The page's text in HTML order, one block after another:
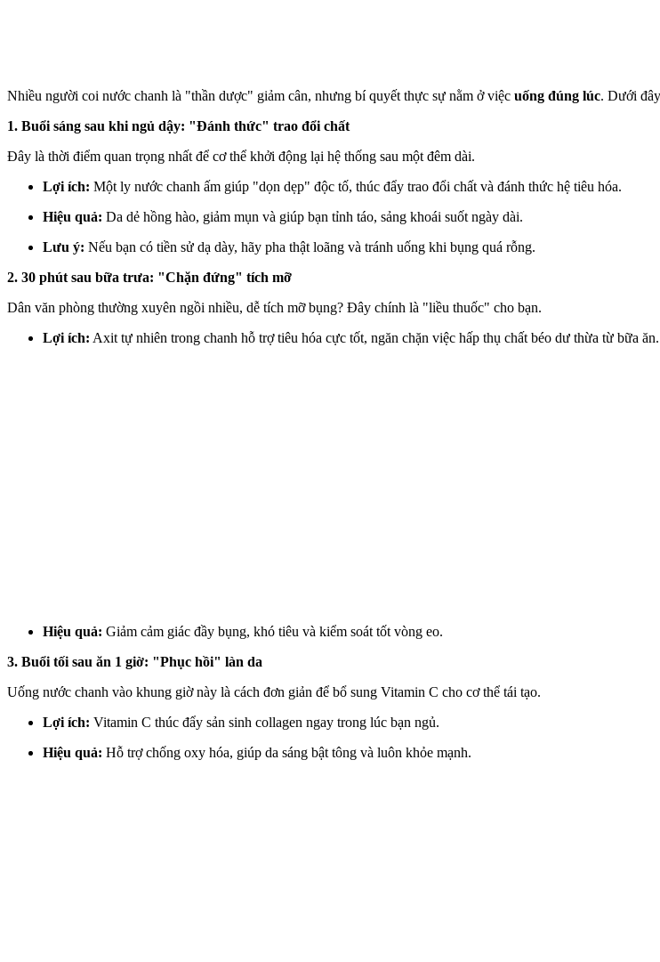
Nhiều người coi nước chanh là "thần dược" giảm cân, nhưng bí quyết thực sự nằm ở việc uống đúng lúc. Dưới
1. Buổi sáng sau khi ngủ dậy: "Đánh thức" trao đổi chất
Đây là thời điểm quan trọng nhất để c‌ơ th‌ể khởi động lại hệ thống sau một đêm dài.
Lợi ích: Một ly nước chanh ấm giúp "dọn dẹp" độc tố, thúc đẩy trao đổi chất và đánh thức hệ tiêu hóa.
Hiệu quả: Da dẻ hồng hào, giảm mụn và giúp bạn tỉnh táo, sảng khoái suốt ngày dài.
Lưu ý: Nếu bạn có tiền sử dạ dày, hãy pha thật loãng và tránh uống khi bụng quá rỗng.
2. 30 phút sau bữa trưa: "Chặn đứng" tích mỡ
Dân văn phòng thường xuyên ngồi nhiều, dễ tích mỡ bụng? Đây chính là "liều thuốc" cho bạn.
Lợi ích: Axit tự nhiên trong chanh hỗ trợ tiêu hóa cực tốt, ngăn chặn việc hấp thụ chất béo dư thừa từ bữa ăn.
Hiệu quả: Giảm cảm giác đầy bụng, khó tiêu và kiểm soát tốt vòng eo.
3. Buổi tối sau ăn 1 giờ: "Phục hồi" làn da
Uống nước chanh vào khung giờ này là cách đơn giản để bổ sung Vitamin C cho c‌ơ th‌ể tái tạo.
Lợi ích: Vitamin C thúc đẩy sản sinh collagen ngay trong lúc bạn ngủ.
Hiệu quả: Hỗ trợ chống oxy hóa, giúp da sáng bật tông và luôn khỏe mạnh.